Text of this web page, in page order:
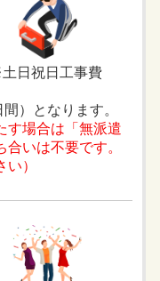
日祝日工事費
）となります。
す場合は「無派遣
いは不要です。
）